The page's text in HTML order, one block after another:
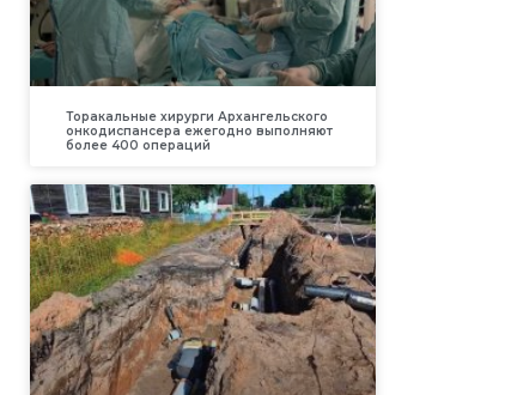
Торакальные хирурги Архангельского
онкодиспансера ежегодно выполняют
более 400 операций